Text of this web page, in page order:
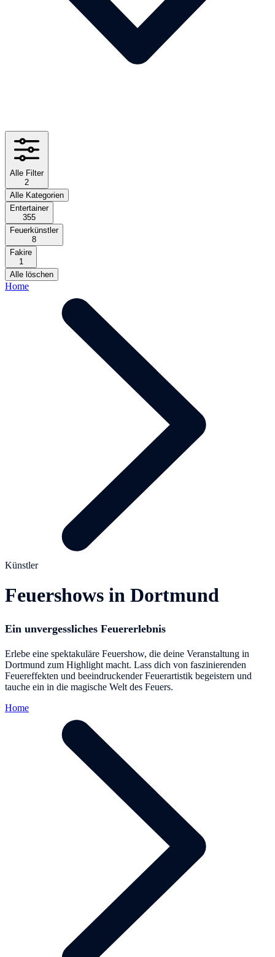
Alle Filter
2
Alle Kategorien
Entertainer
355
Feuerkünstler
8
Fakire
1
Alle löschen
Home
Künstler
Feuershows in Dortmund
Ein unvergessliches Feuererlebnis
Erlebe eine spektakuläre Feuershow, die deine Veranstaltung in
Dortmund zum Highlight macht. Lass dich von faszinierenden
Feuereffekten und beeindruckender Feuerartistik begeistern und
tauche ein in die magische Welt des Feuers.
Home